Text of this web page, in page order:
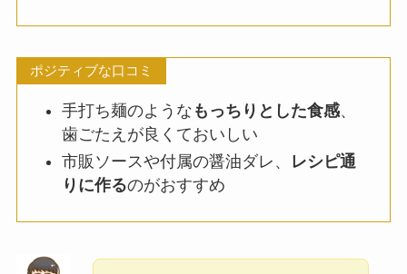
ポジティブな口コミ
手打ち麺のような もっちりとした食感、
歯ごたえが良くておいしい
市販ソースや付属の醤油ダレ、 レシピ通
りに作るのがおすすめ